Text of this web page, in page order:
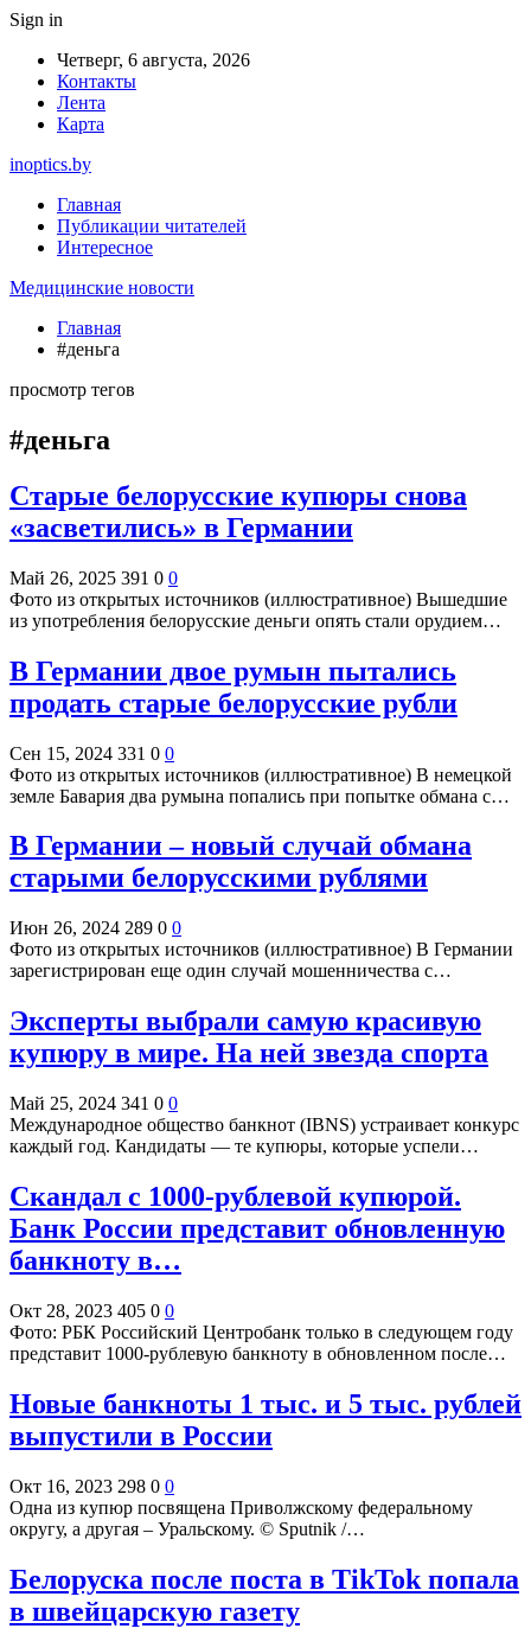
Sign in
Четверг, 6 августа, 2026
Контакты
Лента
Карта
inoptics.by
Главная
Публикации читателей
Интересное
Медицинские новости
Главная
#деньга
просмотр тегов
#деньга
Старые белорусские купюры снова
«засветились» в Германии
Май 26, 2025 391 0 0
Фото из открытых источников (иллюстративное) Вышедшие
из употребления белорусские деньги опять стали орудием…
В Германии двое румын пытались
продать старые белорусские рубли
Сен 15, 2024 331 0 0
Фото из открытых источников (иллюстративное) В немецкой
земле Бавария два румына попались при попытке обмана с…
В Германии – новый случай обмана
старыми белорусскими рублями
Июн 26, 2024 289 0 0
Фото из открытых источников (иллюстративное) В Германии
зарегистрирован еще один случай мошенничества с…
Эксперты выбрали самую красивую
купюру в мире. На ней звезда спорта
Май 25, 2024 341 0 0
Международное общество банкнот (IBNS) устраивает конкурс
каждый год. Кандидаты — те купюры, которые успели…
Скандал с 1000-рублевой купюрой.
Банк России представит обновленную
банкноту в…
Окт 28, 2023 405 0 0
Фото: РБК Российский Центробанк только в следующем году
представит 1000-рублевую банкноту в обновленном после…
Новые банкноты 1 тыс. и 5 тыс. рублей
выпустили в России
Окт 16, 2023 298 0 0
Одна из купюр посвящена Приволжскому федеральному
округу, а другая – Уральскому. © Sputnik /…
Белоруска после поста в TikTok попала
в швейцарскую газету